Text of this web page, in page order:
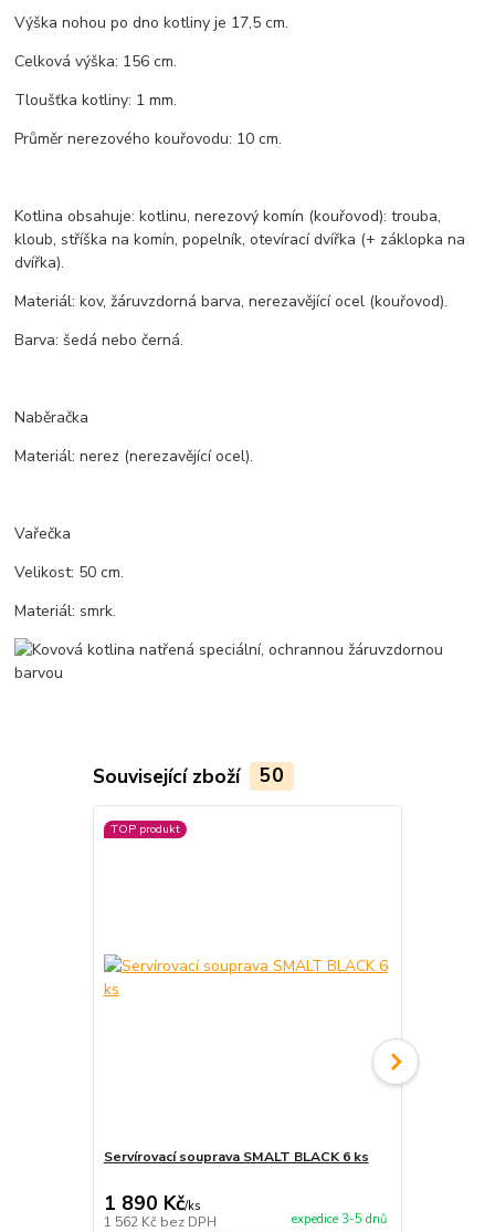
Výška nohou po dno kotliny je 17,5 cm.
Celková výška: 156 cm.
Tloušťka kotliny: 1 mm.
Průměr nerezového kouřovodu: 10 cm.
Kotlina obsahuje: kotlinu, nerezový komín (kouřovod): trouba,
kloub, stříška na komín, popelník, otevírací dvířka (+ záklopka na
dvířka).
Materiál: kov, žáruvzdorná barva, nerezavějící ocel (kouřovod).
Barva: šedá nebo černá.
Naběračka
Materiál: nerez (nerezavějící ocel).
Vařečka
Velikost: 50 cm.
Materiál: smrk.
Související zboží 50
TOP produkt
Servírovací souprava SMALT BLACK 6 ks
1 890 Kč/ks
1 562 Kč bez DPH expedice 3-5 dnů